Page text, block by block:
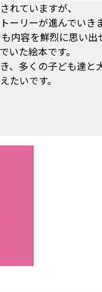
れていますが、
ーリーが進んでいきま
内容を鮮烈に思い出
いた絵本です。
、多くの子ども達と
たいです。